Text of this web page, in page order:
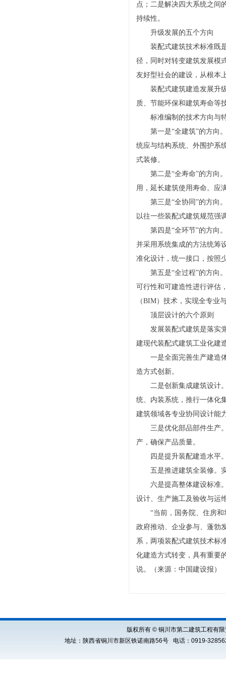
点；二是解决四大系统之间
持续性。
升级发展的五个方向
装配式建筑技术标准既
径，同时对转变建筑发展模
友好型社会的建设，从根本
装配式建筑建造发展升
质、节能环保和建筑寿命等
标准编制的技术方向与
第一是“全建筑”的方向
统应与结构系统、外围护系
式装修。
第二是“全寿命”的方向
用，延长建筑使用寿命。应
第三是“全协同”的方向
以往一些装配式建筑规范强
第四是“全环节”的方向
并采用系统集成的方法统筹
准化设计，统一接口，按照
第五是“全过程”的方向
可行性和可建造性进行评估
（BIM）技术，实现全专业
顶层设计的六个原则
发展装配式建筑是落实
建现代装配式建筑工业化建
一是全面完善生产建造
造方式创新。
二是创新集成建筑设计
统、内装系统，推行一体化
建筑领域各专业协同设计能
三是优化部品部件生产
产，确保产品质量。
四是提升装配建造水平
五是推进建筑全装修。
六是提高整体建设标准
设计、生产施工及验收与运
“当前，国务院、住房
政府推动、企业参与、蓬勃
系，两项装配式建筑技术标
化建造方式转变，具有重要
说。（来源：中国建设报）
版权所有 © 铜川市第二建筑工程有
地址：陕西省铜川市新区铁诺南路56号 电话：0919-